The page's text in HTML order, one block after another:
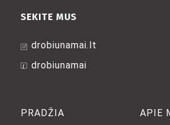
PRADŽIA APIE
SEKITE MUS
drobiunamai.lt
drobiunamai